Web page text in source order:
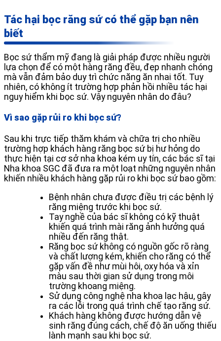
Tác hại bọc răng sứ có thể gặp bạn nên
biết
Bọc sứ thẩm mỹ đang là giải pháp được nhiều người
lựa chọn để có một hàng răng đều, đẹp nhanh chóng
mà vẫn đảm bảo duy trì chức năng ăn nhai tốt. Tuy
nhiên, có không ít trường hợp phản hồi nhiều tác hại
nguy hiểm khi bọc sứ. Vậy nguyên nhân do đâu?
Vì sao gặp rủi ro khi bọc sứ?
Sau khi trực tiếp thăm khám và chữa trị cho nhiều
trường hợp khách hàng răng bọc sứ bị hư hỏng do
thực hiện tại cơ sở nha khoa kém uy tín, các bác sĩ tại
Nha khoa SGC đã đưa ra một loạt những nguyên nhân
khiến nhiều khách hàng gặp rủi ro khi bọc sứ bao gồm:
Bệnh nhân chưa được điều trị các bệnh lý
răng miệng trước khi bọc sứ.
Tay nghề của bác sĩ không có kỹ thuật
khiến quá trình mài răng ảnh hưởng quá
nhiều đến răng thật.
Răng bọc sứ không có nguồn gốc rõ ràng
và chất lượng kém, khiến cho răng có thể
gặp vấn đề như mùi hôi, oxy hóa và xỉn
màu sau thời gian sử dụng trong môi
trường khoang miệng.
Sử dụng công nghệ nha khoa lạc hậu, gây
ra các lỗi trong quá trình chế tạo răng sứ.
Khách hàng không được hướng dẫn vệ
sinh răng đúng cách, chế độ ăn uống thiếu
lành mạnh sau khi bọc sứ.